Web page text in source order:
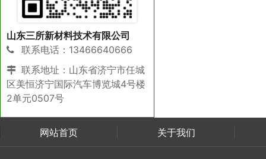
山东三所新材料技术有限公司
联系电话：13466640666
联系地址：山东省济宁市任城
区美恒济宁国际汽车博览城4号楼
2单元0507号
网站首页 关于我们